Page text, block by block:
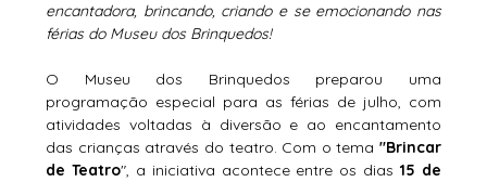
encantadora, brincando, criando e se emocionando nas
férias do Museu dos Brinquedos!
O Museu dos Brinquedos preparou uma
programação especial para as férias de julho, com
atividades voltadas à diversão e ao encantamento
das crianças através do teatro. Com o tema "Brincar
de Teatro", a iniciativa acontece entre os dias 15 de